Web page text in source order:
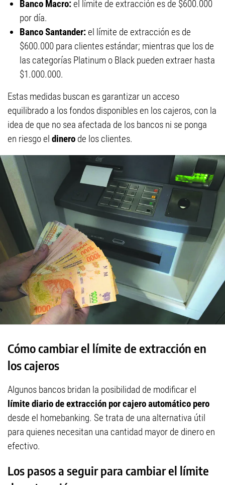
Banco Macro:el límite de extracción es de $600.000
por día.
Banco Santander:el límite de extracción es de
$600.000 para clientes estándar; mientras que los de
las categorías Platinum o Black pueden extraer hasta
$1.000.000.
Estas medidas buscan es garantizar un acceso
equilibrado a los fondos disponibles en los cajeros, con la
idea de que no sea afectada de los bancos ni se ponga
en riesgo el dinero de los clientes.
Cómo cambiar el límite de extracción en
los cajeros
Algunos bancos bridan la posibilidad de modificar el
límite diario de extracción por cajero automático pero
desde el homebanking. Se trata de una alternativa útil
para quienes necesitan una cantidad mayor de dinero en
efectivo.
Los pasos a seguir para cambiar el límite